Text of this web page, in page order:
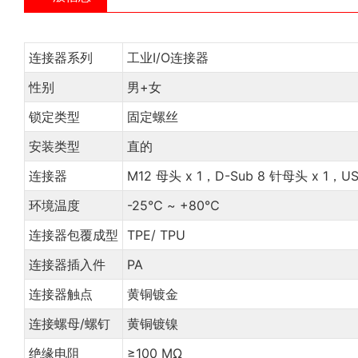
连接器系列
工业I/O连接器
性别
男+女
锁定类型
固定螺丝
安装类型
直的
连接器
M12 母头 x 1，D-Sub 8 针母头 x 1，
环境温度
-25℃ ~ +80℃
连接器包覆成型 TPE/ TPU
连接器插入件
PA
连接器触点
黄铜镀金
连接螺母/螺钉
黄铜镀镍
绝缘电阻
≥100 MΩ